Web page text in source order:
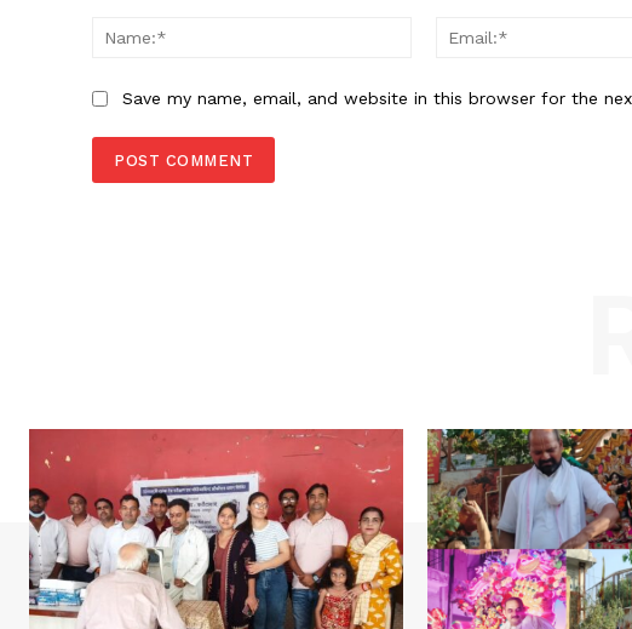
Name:*
Save my name, email, and website in this browser for the